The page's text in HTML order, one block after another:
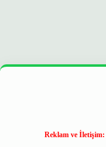
https://betexpergir.net/
Reklam ve İletişim: